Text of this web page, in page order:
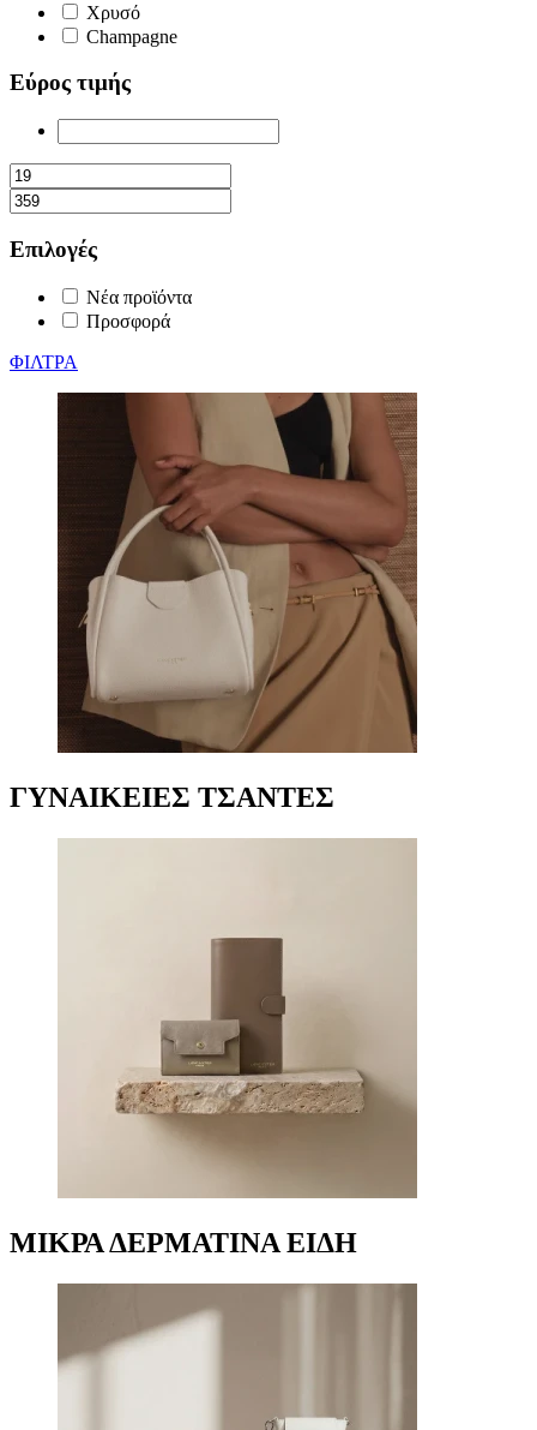
Χρυσό
Champagne
Εύρος τιμής
Επιλογές
Νέα προϊόντα
Προσφορά
ΦΙΛΤΡΑ
ΓΥΝΑΙΚΕΙΕΣ ΤΣΑΝΤΕΣ
ΜΙΚΡΑ ΔΕΡΜΑΤΙΝΑ ΕΙΔΗ